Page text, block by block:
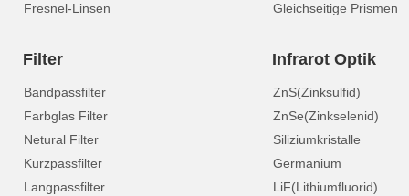
Fresnel-Linsen
Gleichseitige Prismen
Filter
Bandpassfilter
Farbglas Filter
Netural Filter
Kurzpassfilter
Langpassfilter
Infrarot Optik
ZnS(Zinksulfid)
ZnSe(Zinkselenid)
Siliziumkristalle
Germanium
LiF(Lithiumfluorid)